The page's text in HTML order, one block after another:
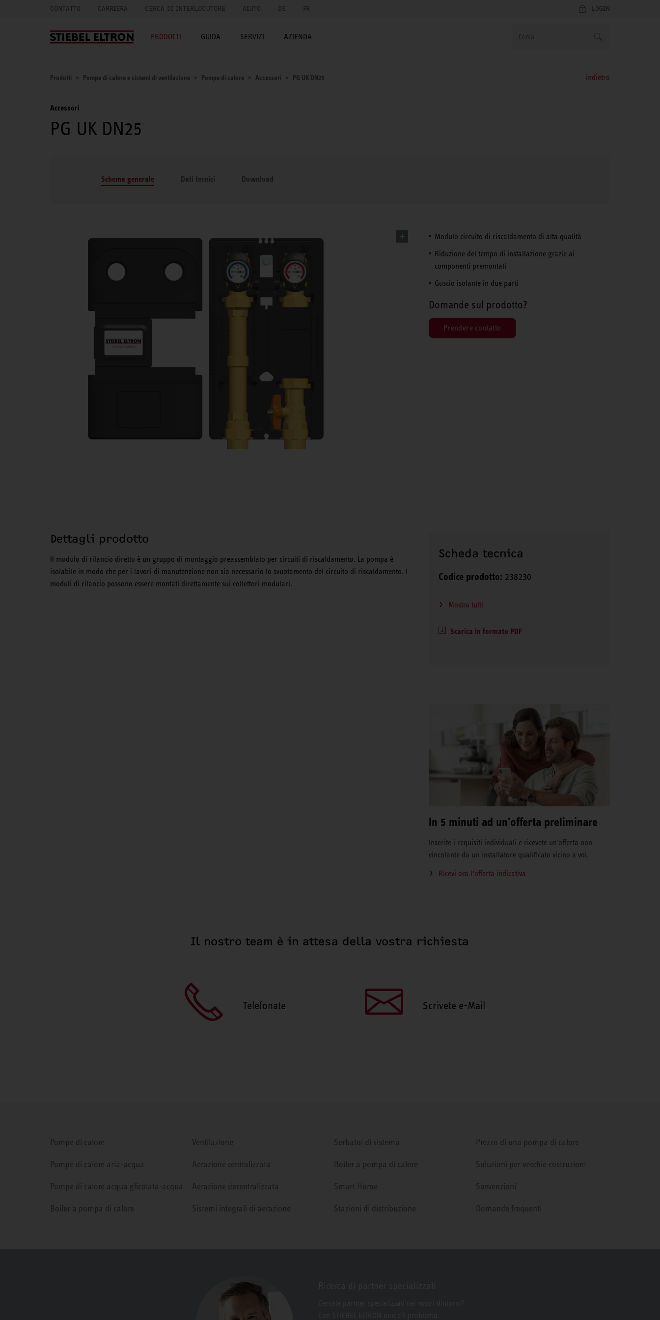
CONTATTO CARRIERA CERCA DI INTERLOCUTORE AIUTO DE FR LOGIN
PRODOTTI GUIDA SERVIZI AZIENDA
Prodotti Pompe di calore e sistemi di ventilazione Pompe di calore Accessori PG UK DN25 indietro
Accessori
PG UK DN25
Schema generale Dati tecnici Download
Modulo circuito di riscaldamento di alta qualità
Riduzione del tempo di installazione grazie ai
componenti premontati
Guscio isolante in due parti
Domande sul prodotto?
Prendere contatto
Dettagli prodotto
Il modulo di rilancio diretto è un gruppo di montaggio preassemblato per circuiti di riscaldamento. La pompa è
isolabile in modo che per i lavori di manutenzione non sia necessario lo svuotamento del circuito di riscaldamento. I
moduli di rilancio possono essere montati direttamente sui collettori modulari.
Scheda tecnica
Codice prodotto: 238230
Mostra tutti
Scarica in formato PDF
In 5 minuti ad un'offerta preliminare
Inserite i requisiti individuali e ricevete un'offerta non
vincolante da un installatore qualificato vicino a voi.
Ricevi ora l‘offerta indicativa
Il nostro team è in attesa della vostra richiesta
Telefonate Scrivete e-Mail
Pompe di calore
Pompe di calore aria-acqua
Pompe di calore acqua glicolata-acqua
Boiler a pompa di calore
Ventilazione
Aerazione centralizzata
Aerazione decentralizzata
Sistemi integrali di aerazione
Serbatoi di sistema
Boiler a pompa di calore
Smart Home
Stazioni di distribuzione
Prezzo di una pompa di calore
Soluzioni per vecchie costruzioni
Sovvenzioni
Domande frequenti